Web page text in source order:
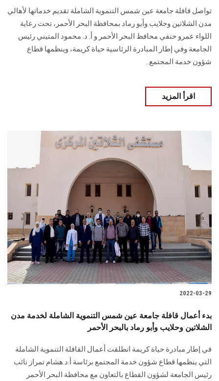
تواصل قافلة جامعة عين شمس التنموية الشاملة تقديم خدماتها لأهالي
مدن الشلاتين وحلايب وأبو رماد بمحافظة البحر الأحمر، تحت رعاية
اللواء عمرو حنفي محافظ البحر الأحمر و أ. د. محمود المتيني رئيس
الجامعة وفي إطار المبادرة الرئاسية حياة كريمة، وينظمها قطاع
شؤون خدمة المجتمع..
اقرأ المزيد
2022-03-29
بدء أعمال قافلة جامعة عين شمس التنموية الشاملة لخدمة مدن
الشلاتين وحلايب وأبو رماد بالبحر الأحمر
في إطار مبادرة حياة كريمة انطلقت أعمال القافلة التنموية الشاملة
التي ينظمها قطاع شؤون خدمة المجتمع برئاسة أ.د.هشام تمراز نائب
رئيس الجامعة لشؤون القطاع بالتعاون مع محافظة البحر الأحمر